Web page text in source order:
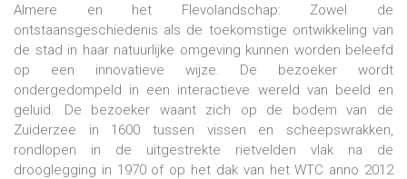
Almere en het Flevolandschap: Zowel de
ontstaansgeschiedenis als de toekomstige ontwikkeling van
de stad in haar natuurlijke omgeving kunnen worden beleefd
op een innovatieve wijze. De bezoeker wordt
ondergedompeld in een interactieve wereld van beeld en
geluid. De bezoeker waant zich op de bodem van de
Zuiderzee in 1600 tussen vissen en scheepswrakken,
rondlopen in de uitgestrekte rietvelden vlak na de
drooglegging in 1970 of op het dak van het WTC anno 2012